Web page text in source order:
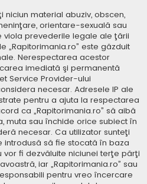
niciun material abuziv, obscen,
orientare-sexuală sau
prevederile legale ale ţării
„Rapitorimania.ro” este găzduit
Nerespectarea acestor
imediată şi permanentă
Service Provider-ului
necesar. Adresele IP ale
pentru a ajuta la respectarea
ca „Rapitorimania.ro” să aibă
muta sau închide orice subiect în
necesar. Ca utilizator sunteţi
să fie stocată în baza
fi dezvăluite niciunei terţe părţi
iar „Rapitorimania.ro” sau
pentru vreo încercare